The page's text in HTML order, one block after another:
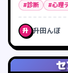
#診断 #心理
升 升田んぼ